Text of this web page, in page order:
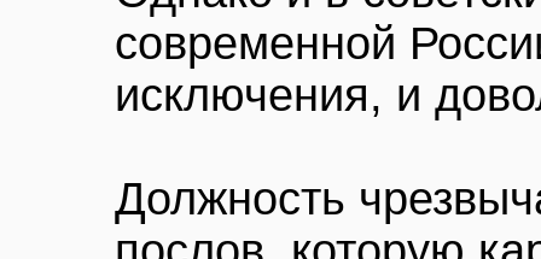
современной
исключения, и
Должность